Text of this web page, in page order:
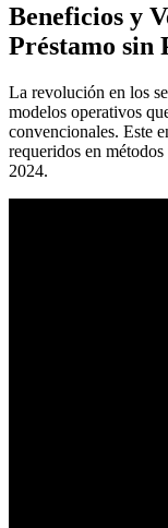
Beneficios y
Préstamo sin
La revolución en los
modelos operativos
convencionales. Este
requeridos en
2024.